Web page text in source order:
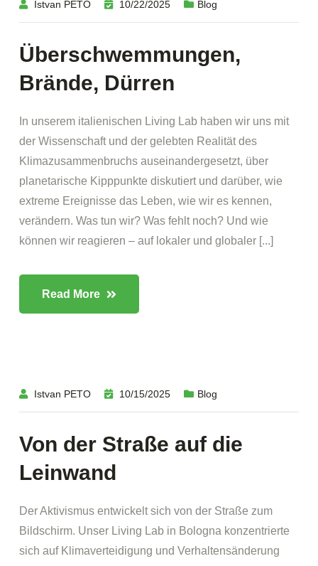
Istvan PETO 10/22/2025 Blog
Überschwemmungen,
Brände, Dürren
In unserem italienischen Living Lab haben wir uns mit
der Wissenschaft und der gelebten Realität des
Klimazusammenbruchs auseinandergesetzt, über
planetarische Kipppunkte diskutiert und darüber, wie
extreme Ereignisse das Leben, wie wir es kennen,
verändern. Was tun wir? Was fehlt noch? Und wie
können wir reagieren – auf lokaler und globaler [...]
Read More
Istvan PETO 10/15/2025 Blog
Von der Straße auf die
Leinwand
Der Aktivismus entwickelt sich von der Straße zum
Bildschirm. Unser Living Lab in Bologna konzentrierte
sich auf Klimaverteidigung und Verhaltensänderung